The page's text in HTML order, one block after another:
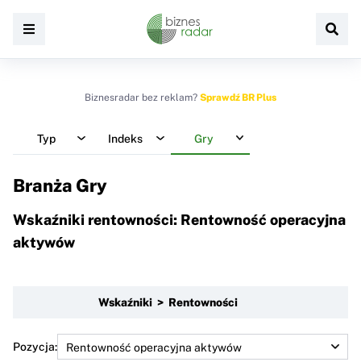
Biznesradar bez reklam? Sprawdź BR Plus
Typ Indeks Gry
Branża Gry
Wskaźniki rentowności: Rentowność operacyjna
aktywów
Wskaźniki > Rentowności
Pozycja: